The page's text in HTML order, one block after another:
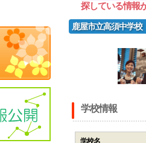
探している情報
鹿屋市立高須中学校
学校情報
学校名